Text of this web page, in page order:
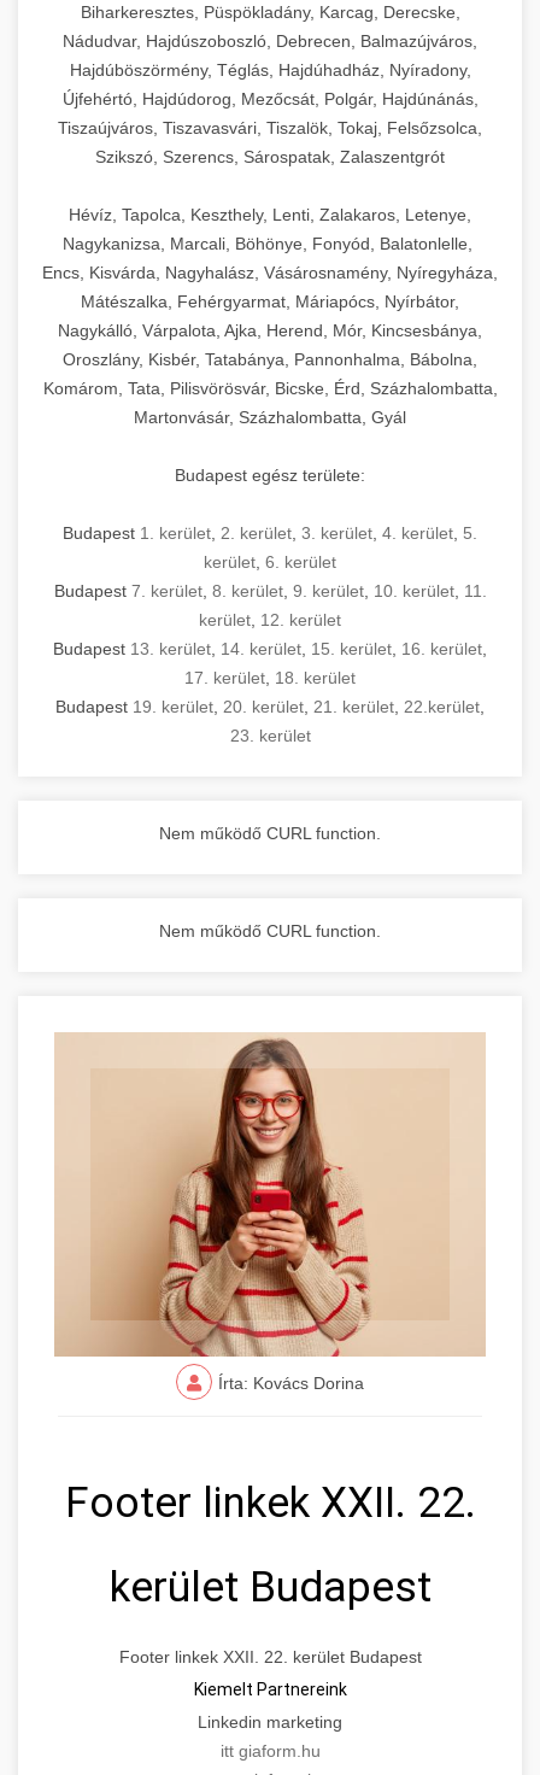
Biharkeresztes, Püspökladány, Karcag, Derecske,
Nádudvar, Hajdúszoboszló, Debrecen, Balmazújváros,
Hajdúböszörmény, Téglás, Hajdúhadház, Nyíradony,
Újfehértó, Hajdúdorog, Mezőcsát, Polgár, Hajdúnánás,
Tiszaújváros, Tiszavasvári, Tiszalök, Tokaj, Felsőzsolca,
Szikszó, Szerencs, Sárospatak, Zalaszentgrót
Hévíz, Tapolca, Keszthely, Lenti, Zalakaros, Letenye,
Nagykanizsa, Marcali, Böhönye, Fonyód, Balatonlelle,
Encs, Kisvárda, Nagyhalász, Vásárosnamény, Nyíregyháza,
Mátészalka, Fehérgyarmat, Máriapócs, Nyírbátor,
Nagykálló, Várpalota, Ajka, Herend, Mór, Kincsesbánya,
Oroszlány, Kisbér, Tatabánya, Pannonhalma, Bábolna,
Komárom, Tata, Pilisvörösvár, Bicske, Érd, Százhalombatta,
Martonvásár, Százhalombatta, Gyál
Budapest egész területe:
Budapest 1. kerület 2. kerület 3. kerület 4. kerület 5.
kerület 6. kerület
Budapest 7. kerület, 8. kerület, 9. kerület, 10. kerület, 11.
kerület 12. kerület
Budapest 13. kerület 14. kerület 15. kerület 16. kerület
17. kerület 18. kerület
Budapest 19. kerület 20. kerület 21. kerület 22.kerület
23. kerület
Nem működő CURL function.
Nem működő CURL function.
Írta: Kovács Dorina
Footer linkek XXII. 22.
kerület Budapest
Footer linkek XXII. 22. kerület Budapest
Kiemelt Partnereink
Linkedin marketing
itt giaform.hu